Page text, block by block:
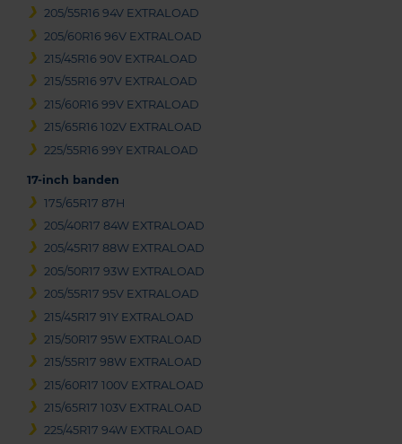
205/55R16 94V EXTRALOAD
205/60R16 96V EXTRALOAD
215/45R16 90V EXTRALOAD
215/55R16 97V EXTRALOAD
215/60R16 99V EXTRALOAD
215/65R16 102V EXTRALOAD
225/55R16 99Y EXTRALOAD
17-inch banden
175/65R17 87H
205/40R17 84W EXTRALOAD
205/45R17 88W EXTRALOAD
205/50R17 93W EXTRALOAD
205/55R17 95V EXTRALOAD
215/45R17 91Y EXTRALOAD
215/50R17 95W EXTRALOAD
215/55R17 98W EXTRALOAD
215/60R17 100V EXTRALOAD
215/65R17 103V EXTRALOAD
225/45R17 94W EXTRALOAD